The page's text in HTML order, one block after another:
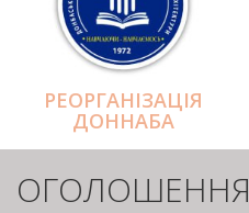
РЕОРГАНІЗАЦІЯ
ДОННАБА
ОГОЛОШЕННЯ